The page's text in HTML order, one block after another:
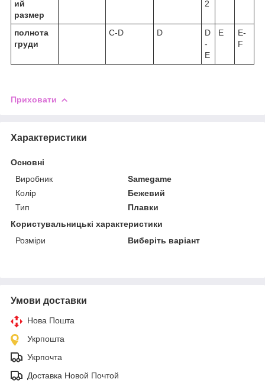
ий
размер
2
полнота
груди
С-D D
D
-
E
E
E-
F
Приховати
Характеристики
Основні
Виробник
Samegame
Колір
Бежевий
Тип
Плавки
Користувальницькі характеристики
Розміри
Виберіть варіант
Умови доставки
Нова Пошта
Укрпошта
Укрпочта
Доставка Новой Почтой